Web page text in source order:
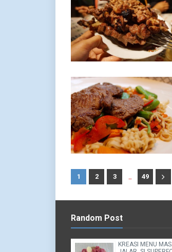
1 2 3 ... 49
Random Post
KREASI MENU